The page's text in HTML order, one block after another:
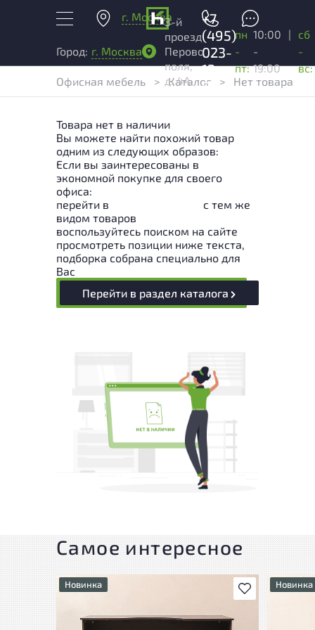
г. Москва
+7
(495)
023-
13-
03
Город: г. Москва
3-й
проезд
Перово
поля,
д. 4А
пн
-
пт:
10:00
-
19:00
|
сб
-
вс:
Офисная мебель
> Каталог > Нет товара
Товара нет в наличии
Вы можете найти похожий товар
одним из следующих образов:
Если вы заинтересованы в
экономной покупке для своего
офиса:
перейти в
с тем же
видом товаров
воспользуйтесь поиском на сайте
просмотреть позиции ниже текста,
подборка собрана специально для
Вас
Перейти в раздел каталога
Самое интересное
В избранное
Новинка Новинка